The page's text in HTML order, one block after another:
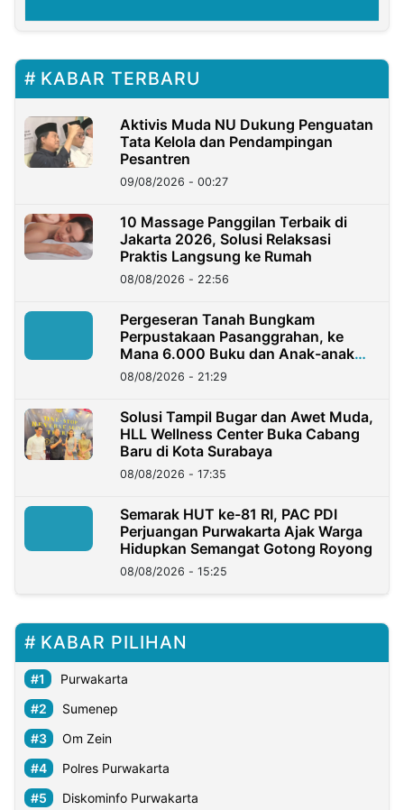
KABAR TERBARU
Aktivis Muda NU Dukung Penguatan
Tata Kelola dan Pendampingan
Pesantren
09/08/2026 - 00:27
10 Massage Panggilan Terbaik di
Jakarta 2026, Solusi Relaksasi
Praktis Langsung ke Rumah
08/08/2026 - 22:56
Pergeseran Tanah Bungkam
Perpustakaan Pasanggrahan, ke
Mana 6.000 Buku dan Anak-anak
Kini?
08/08/2026 - 21:29
Solusi Tampil Bugar dan Awet Muda,
HLL Wellness Center Buka Cabang
Baru di Kota Surabaya
08/08/2026 - 17:35
Semarak HUT ke-81 RI, PAC PDI
Perjuangan Purwakarta Ajak Warga
Hidupkan Semangat Gotong Royong
08/08/2026 - 15:25
KABAR PILIHAN
Purwakarta
Sumenep
Om Zein
Polres Purwakarta
Diskominfo Purwakarta